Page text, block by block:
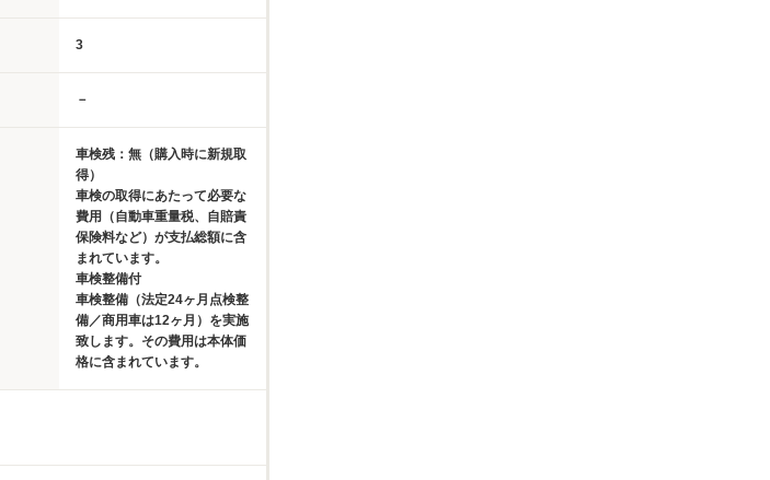
3
－
車検残：無（購入時に新規取
得）
車検の取得にあたって必要な
費用（自動車重量税、自賠責
保険料など）が支払総額に含
まれています。
車検整備付
車検整備（法定24ヶ月点検整
備／商用車は12ヶ月）を実施
致します。その費用は本体価
格に含まれています。